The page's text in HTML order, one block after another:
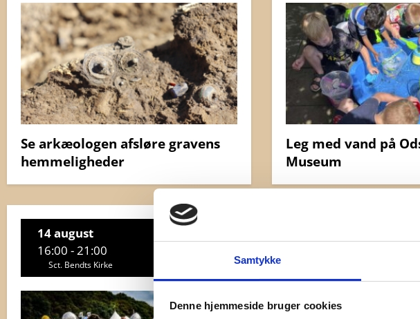
Samtykke
Denne hjemmeside bruger cookies
Se arkæologen afsløre gravens
hemmeligheder
Leg med vand på
Museum
14 august
16:00 - 21:00
Sct. Bendts Kirke